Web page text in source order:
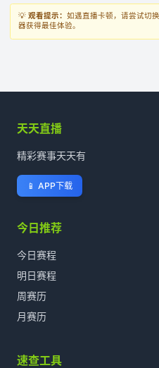
💡 观看提示： 如遇直播卡顿，请尝试切
器获得最佳体验。
天天直播
精彩赛事天天有
📱 APP下载
今日推荐
今日赛程
明日赛程
周赛历
月赛历
速查工具